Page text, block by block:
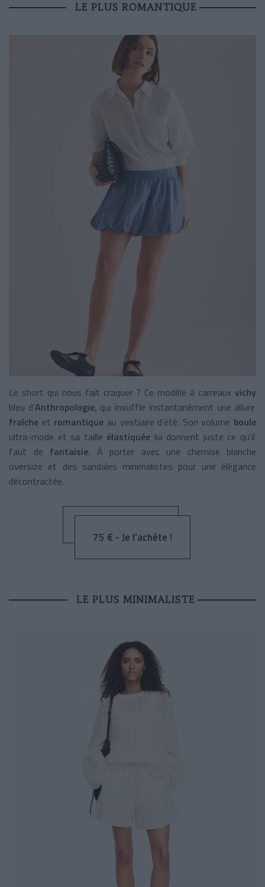
LE PLUS ROMANTIQUE
Le short qui nous fait craquer ? Ce modèle à carreaux vichy
bleu d’Anthropologie, qui insuffle instantanément une allure
fraîche et romantique au vestiaire d’été. Son volume boule
ultra-mode et sa taille élastiquée lui donnent juste ce qu’il
faut de fantaisie. À porter avec une chemise blanche
oversize et des sandales minimalistes pour une élégance
décontractée.
75 € - Je l’achète !
LE PLUS MINIMALISTE